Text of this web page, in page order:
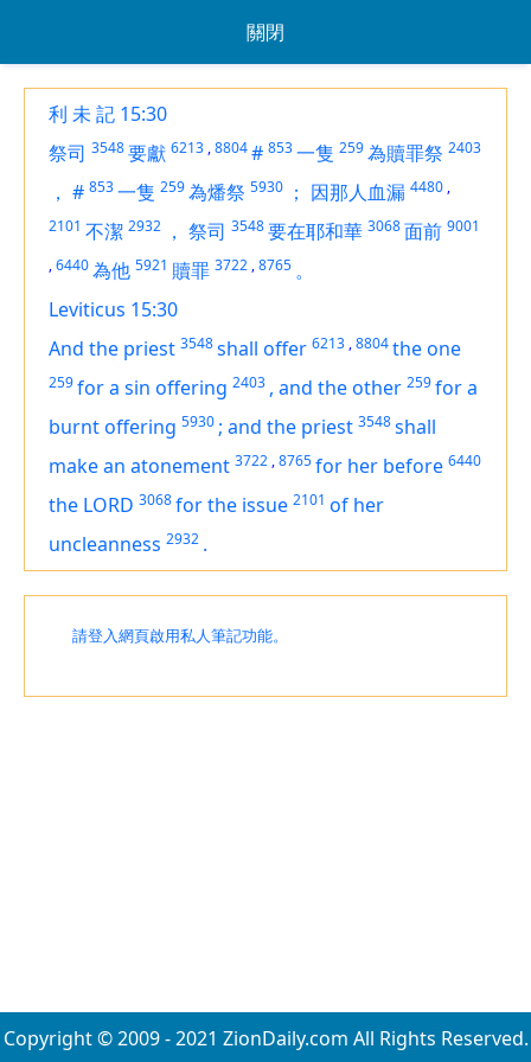
關閉
利 未 記 15:30
祭司 3548要獻 6213 ,8804# 853一隻 259為贖罪祭 2403
， # 853一隻 259為燔祭 5930 ； 因那人血漏 4480 ,
2101 不潔 2932 ， 祭司 3548要在耶和華 3068面前 9001
,6440為他 5921 贖罪 3722 ,8765 。
Leviticus 15:30
And the priest 3548shall offer 6213 ,8804the one
259fora sin offering 2403 , and the other 259fora
burnt offering 5930 ; and the priest 3548shall
make an atonement 3722 ,8765for her before 6440
the LORD 3068for the issue 2101 of her
uncleanness 2932 .
請登入網頁啟用私人筆記功能。
Copyright © 2009 - 2021 ZionDaily.com All Rights Reserved.